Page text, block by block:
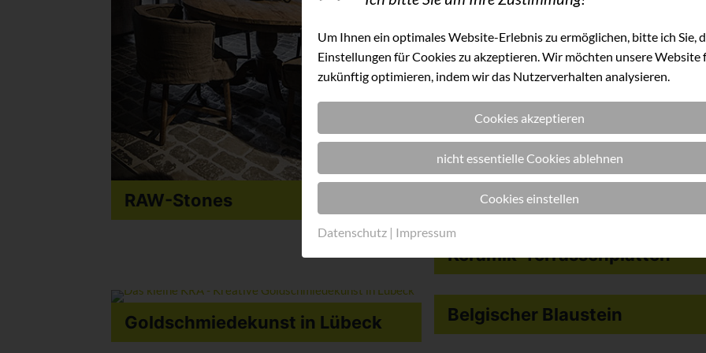
RAW-Stones Humanium-Uhren
Keramik-Terrassen­platten
Goldschmiede­kunst in Lübeck Belgischer Blaustein
Um Ihnen ein optimales Website-Erlebnis zu ermöglichen, bitte ich Sie,
Einstellungen für Cookies zu akzeptieren. Wir möchten unsere Website
zukünftig optimieren, indem wir das Nutzerverhalten analysieren.
Cookies akzeptieren
nicht essentielle Cookies ablehnen
Cookies einstellen
Datenschutz| Impressum